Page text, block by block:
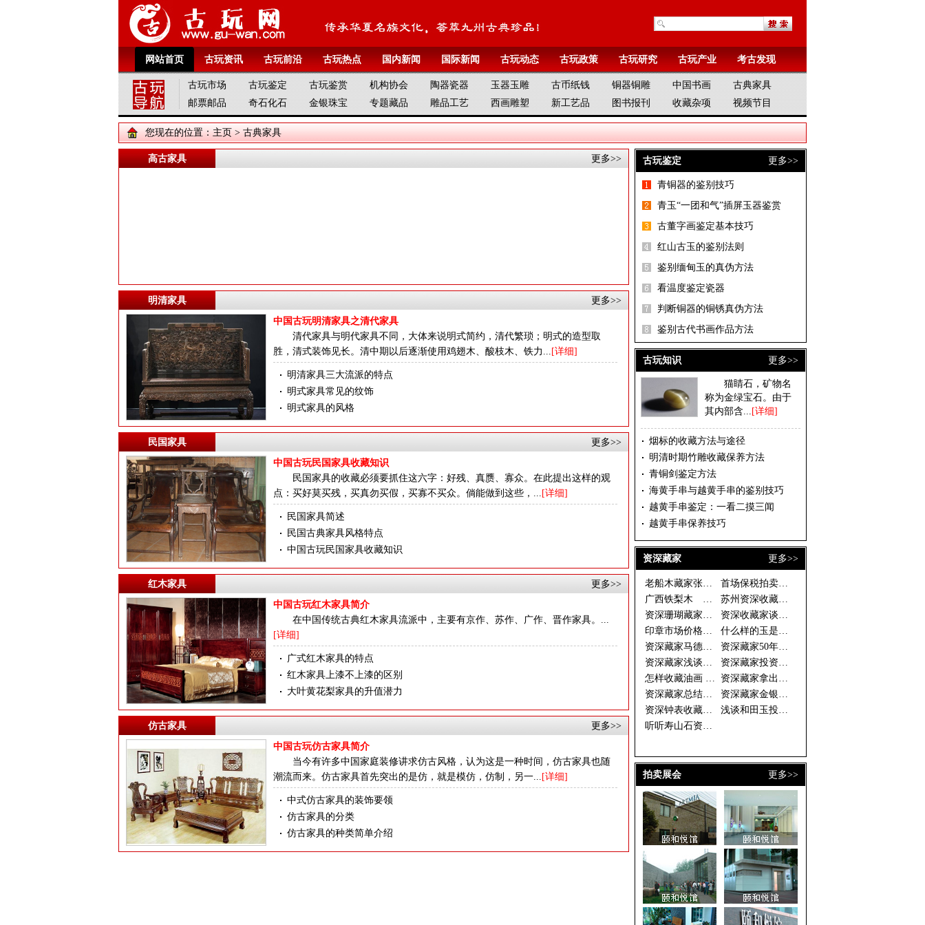
网站首页 古玩资讯 古玩前沿 古玩热点 国内新闻 国际新闻 古玩动态 古玩政策 古玩研究 古玩产业 考古发现
古玩市场 古玩鉴定 古玩鉴赏 机构协会 陶器瓷器 玉器玉雕 古币纸钱 铜器铜雕 中国书画
古典家具
邮票邮品
奇石化石 金银珠宝 专题藏品 雕品工艺 西画雕塑 新工艺品 图书报刊 收藏杂项 视频节目
您现在的位置： 主页 > 古典家具
更多>>
高古家具
更多>>
明清家具
中国古玩明清家具之清代家具
清代家具与明代家具不同，大体来说明式简约，清代繁琐；明式的造型取
胜，清式装饰见长。清中期以后逐渐使用鸡翅木、酸枝木、铁力... [详细]
明清家具三大流派的特点
明式家具常见的纹饰
明式家具的风格
更多>>
民国家具
中国古玩民国家具收藏知识
民国家具的收藏必须要抓住这六字：好残、真赝、寡众。在此提出这样的观
点：买好莫买残，买真勿买假，买寡不买众。倘能做到这些，... [详细]
民国家具简述
民国古典家具风格特点
中国古玩民国家具收藏知识
更多>>
红木家具
中国古玩红木家具简介
在中国传统古典红木家具流派中，主要有京作、苏作、广作、晋作家具。...
[详细]
广式红木家具的特点
红木家具上漆不上漆的区别
大叶黄花梨家具的升值潜力
更多>>
仿古家具
中国古玩仿古家具简介
当今有许多中国家庭装修讲求仿古风格，认为这是一种时间，仿古家具也随
潮流而来。仿古家具首先突出的是仿，就是模仿，仿制，另一... [详细]
中式仿古家具的装饰要领
仿古家具的分类
仿古家具的种类简单介绍
更多>>
古玩鉴定
青铜器的鉴别技巧
青玉“一团和气”插屏玉器鉴赏
古董字画鉴定基本技巧
红山古玉的鉴别法则
鉴别缅甸玉的真伪方法
看温度鉴定瓷器
判断铜器的铜锈真伪方法
鉴别古代书画作品方法
更多>>
古玩知识
猫睛石，矿物名
称为金绿宝石。由于
其内部含... [详细]
烟标的收藏方法与途径
明清时期竹雕收藏保养方法
青铜剑鉴定方法
海黄手串与越黄手串的鉴别技巧
越黄手串鉴定：一看二摸三闻
越黄手串保养技巧
更多>>
资深藏家
老船木藏家张有峰
首场保税拍卖落幕 西洋座钟银器
广西铁梨木 古拙淳朴藏价值
苏州资深收藏家温故轩谈收藏之二
资深珊瑚藏家说法
资深收藏家谈如何慧眼捡漏 一幅
印章市场价格倒挂 资深藏家期待
什么样的玉是好玉 资深藏家眼中
资深藏家马德光的投资秘诀
资深藏家50年藏古钱万余枚
资深藏家浅谈和田玉收藏
资深藏家投资须选书画中的“潜力
怎样收藏油画 资深藏家开出三大
资深藏家拿出珍藏办“徐乐乐作品
资深藏家总结的连环画收藏三字经
资深藏家金银器价格稳步上升 收
资深钟表收藏家谈钟论表
浅谈和田玉投资做一个成功的收藏
听听寿山石资深藏家的收藏经
更多>>
拍卖展会